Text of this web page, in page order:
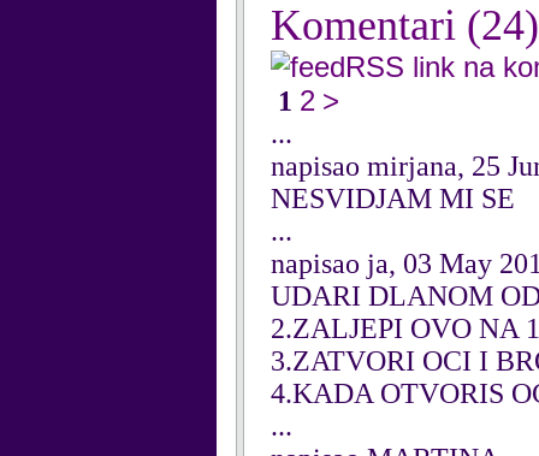
Komentari (24)
RSS link na
1 2 >
...
napisao mirjana, 25
NESVIDJAM MI SE
...
napisao ja, 03 May
UDARI DLANOM
2.ZALJEPI OVO NA
3.ZATVORI OCI I
4.KADA OTVORIS
...